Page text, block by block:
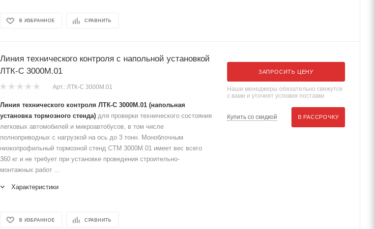
В ИЗБРАННОЕ СРАВНИТЬ
Линия технического контроля с напольной установкой
ЛТК-С 3000М.01
Арт.: ЛТК-С 3000М.01
Линия технического контроля ЛТК-С 3000М.01 (напольная
установка тормозного стенда) для проверки технического состояния
легковых автомобилей и микроавтобусов, в том числе
полноприводных с нагрузкой на ось до 3 тонн. Моноблочным
низкопрофильный тормозной стенд СТМ 3000М.01 имеет вес всего
360 кг и не требует при установке проведения строительно-
монтажных работ ...
Характеристики
В ИЗБРАННОЕ СРАВНИТЬ
ЗАПРОСИТЬ ЦЕНУ
Наши менеджеры обязательно свяжутся
с вами и уточнят условия поставки
Купить со скидкой В РАССРОЧКУ